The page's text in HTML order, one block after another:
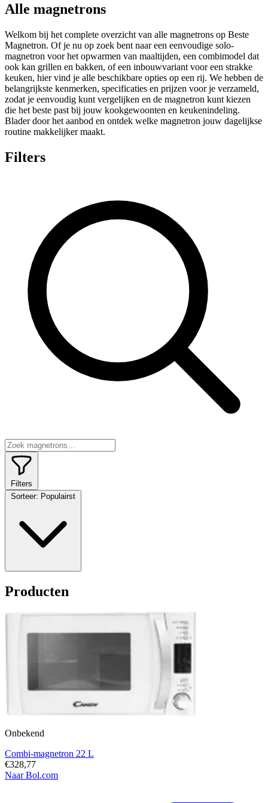
Alle magnetrons
Welkom bij het complete overzicht van alle magnetrons op Beste
Magnetron. Of je nu op zoek bent naar een eenvoudige solo-
magnetron voor het opwarmen van maaltijden, een combimodel dat
ook kan grillen en bakken, of een inbouwvariant voor een strakke
keuken, hier vind je alle beschikbare opties op een rij. We hebben de
belangrijkste kenmerken, specificaties en prijzen voor je verzameld,
zodat je eenvoudig kunt vergelijken en de magnetron kunt kiezen
die het beste past bij jouw kookgewoonten en keukenindeling.
Blader door het aanbod en ontdek welke magnetron jouw dagelijkse
routine makkelijker maakt.
Filters
Filters
Sorteer: Populairst
Producten
Onbekend
Combi-magnetron 22 L
€328,77
Naar Bol.com